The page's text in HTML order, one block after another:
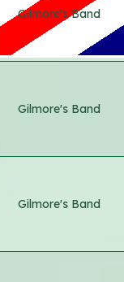
Gilmore's Band
Gilmore's Band
Gilmore's Band